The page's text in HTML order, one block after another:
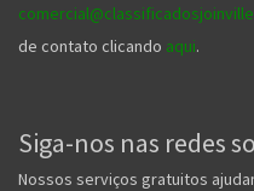
de contato clicando aqui.
Siga-nos nas redes
Nossos serviços gratuitos